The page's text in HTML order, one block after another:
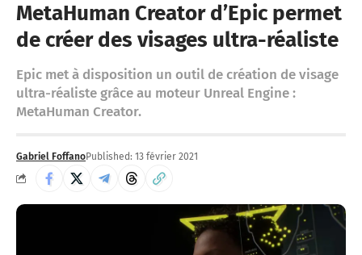
MetaHuman Creator d’Epic permet
de créer des visages ultra-réaliste
Epic met à disposition un outil de création de visage
ultra-réaliste grâce au moteur Unreal Engine :
MetaHuman Creator.
Gabriel FoffanoPublished: 13 février 2021